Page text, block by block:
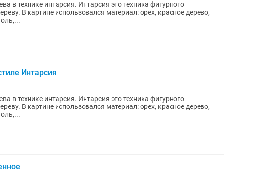
в технике интарсия. Интарсия это техника фигурного
В картине использовался материал: орех, красное дерево,
Интарсия
в технике интарсия. Интарсия это техника фигурного
В картине использовался материал: орех, красное дерево,